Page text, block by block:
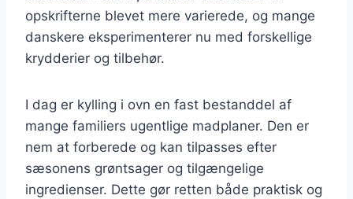
opskrifterne blevet mere varierede, og mange
danskere eksperimenterer nu med forskellige
krydderier og tilbehør.
I dag er kylling i ovn en fast bestanddel af
mange familiers ugentlige madplaner. Den er
nem at forberede og kan tilpasses efter
sæsonens grøntsager og tilgængelige
ingredienser. Dette gør retten både praktisk og